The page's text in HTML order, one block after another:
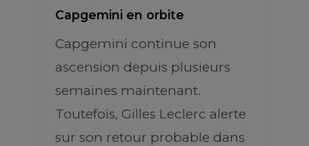
Capgemini en orbite
Capgemini continue son
ascension depuis plusieurs
semaines maintenant.
Toutefois, Gilles Leclerc alerte
sur son retour probable dans